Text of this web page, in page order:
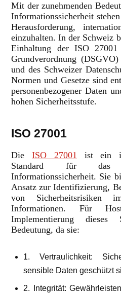
Mit der zunehmenden
Informationssicherheit
Herausforderung,
einzuhalten. In der Schweiz
Einhaltung der ISO 27001
Grundverordnung
und des Schweizer
Normen und Gesetze sind
personenbezogener Daten
hohen Sicherheitsstufe.
ISO 27001
DieISO 27001 ist ein
Standard für das
Informationssicherheit. Sie
Ansatz zur Identifizierung,
von Sicherheitsrisiken
Informationen. Für
Implementierung dieses
Bedeutung, da sie:
1. Vertraulichkeit:
sensible Daten geschützt
2. Integrität: